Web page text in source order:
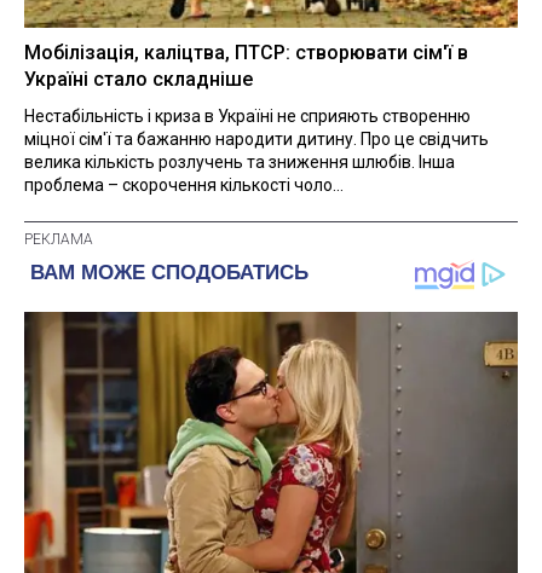
Мобілізація, каліцтва, ПТСР: створювати сім'ї в
Україні стало складніше
Нестабільність і криза в Україні не сприяють створенню
міцної сім'ї та бажанню народити дитину. Про це свідчить
велика кількість розлучень та зниження шлюбів. Інша
проблема – скорочення кількості чоло...